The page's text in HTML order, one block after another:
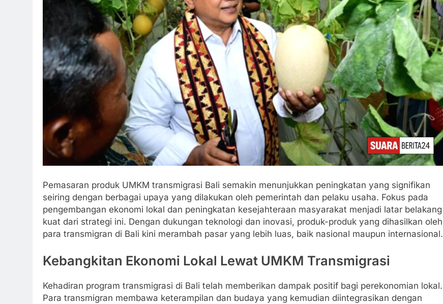
Pemasaran produk UMKM transmigrasi Bali semakin menunjukkan peningkatan yang signifikan
seiring dengan berbagai upaya yang dilakukan oleh pemerintah dan pelaku usaha. Fokus pada
pengembangan ekonomi lokal dan peningkatan kesejahteraan masyarakat menjadi latar belakang
kuat dari strategi ini. Dengan dukungan teknologi dan inovasi, produk-produk yang dihasilkan oleh
para transmigran di Bali kini merambah pasar yang lebih luas, baik nasional maupun internasional.
Kebangkitan Ekonomi Lokal Lewat UMKM Transmigrasi
Kehadiran program transmigrasi di Bali telah memberikan dampak positif bagi perekonomian lokal.
Para transmigran membawa keterampilan dan budaya yang kemudian diintegrasikan dengan